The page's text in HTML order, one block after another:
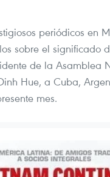
periódicos en
sobre el significado
de la Asamblea
Hue, a Cuba,
mes.